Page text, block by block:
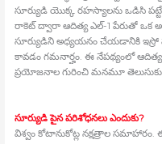
సూర్యుడి యొక్క రహస్యాలను ఒడిసి
రాకెట్‍ ద్వారా ఆదిత్య ఎల్‍-1 పేరుతో ఒక
సూర్యుడిని అధ్యయనం చేయడానికి ఇస్రో
కావడం గమనార్హం. ఈ నేపథ్యంలో
ప్రయోజనాల గురించి మనమూ
సూర్యుడి పైన పరిశోధనలు ఎందుకు?
విశ్వం కోటానుకోట్ల నక్షత్రాల సమాహారం. ఈ